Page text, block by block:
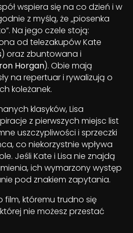
wspiera się na co dzień i w
z myślą, że „piosenka
Na jego czele stoją:
od telezakupów Kate
) oraz zbuntowana i
Horgan). Obie mają
na repertuar i rywalizują o
koleżanek.
klasyków, Lisa
z pierwszych miejsc list
uszczypliwości i sprzeczki
co niekorzystnie wpływa
Jeśli Kate i Lisa nie znajdą
ich wymarzony występ
pod znakiem zapytania.
film, któremu trudno się
nie możesz przestać